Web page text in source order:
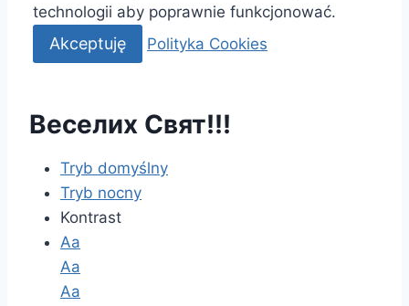
technologii aby poprawnie funkcjonować.
Akceptuję Polityka Cookies
Веселих Свят!!!
Tryb domyślny
Tryb nocny
Kontrast
Aa
Aa
Aa